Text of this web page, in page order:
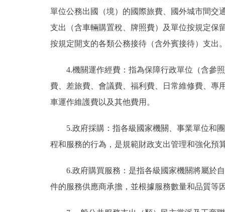
單位公務出國（境）的國際旅費、國外城市間交
支出（含車輛購置稅、牌照費）及單位按規定保
按規定開支的各類公務接待（含外賓接待）支出
4.機關運作經費：指為保障行政單位（含參
費、差旅費、會議費、福利費、日常維修費、專
車運作維護費以及其他費用。
5.政府採購：指各級國家機關、事業單位和
程和服務的行為，是規範財政支出管理和強化預
6.政府購買服務：是指各級國家機關將屬於
件的服務供應商承擔，並根據服務數量和品質等